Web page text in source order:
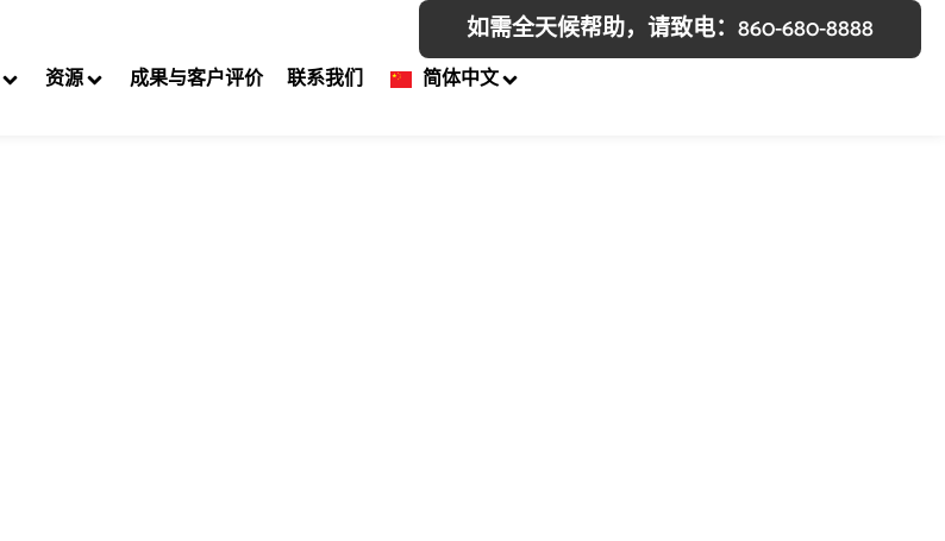
如需全天候帮助，请致电：860-680-8888
资源 成果与客户评价 联系我们 简体中文